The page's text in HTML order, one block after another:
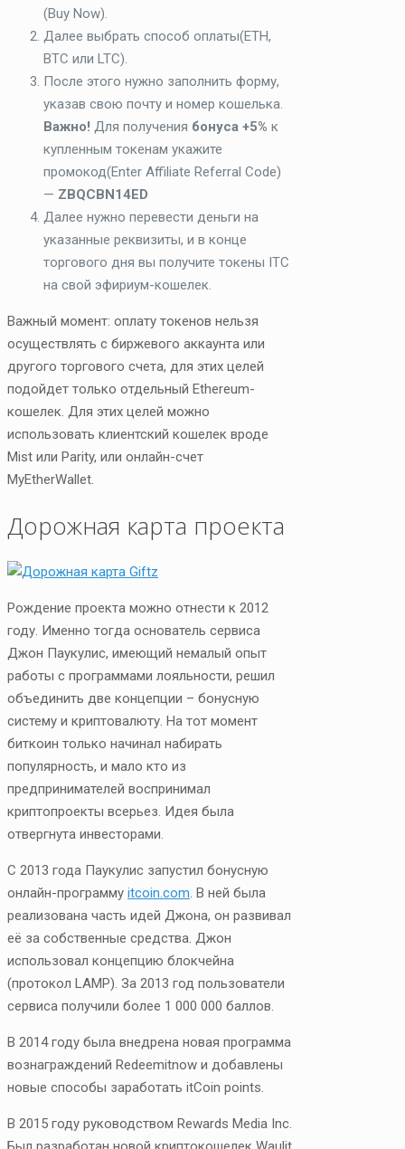
(Buy Now).
Далее выбрать способ оплаты(ETH,
BTC или LTC).
После этого нужно заполнить форму,
указав свою почту и номер кошелька.
Важно! Для получения бонуса +5% к
купленным токенам укажите
промокод(Enter Affiliate Referral Code)
— ZBQCBN14ED
Далее нужно перевести деньги на
указанные реквизиты, и в конце
торгового дня вы получите токены ITC
на свой эфириум-кошелек.
Важный момент: оплату токенов нельзя
осуществлять с биржевого аккаунта или
другого торгового счета, для этих целей
подойдет только отдельный Ethereum-
кошелек. Для этих целей можно
использовать клиентский кошелек вроде
Mist или Parity, или онлайн-счет
MyEtherWallet.
Дорожная карта проекта
Рождение проекта можно отнести к 2012
году. Именно тогда основатель сервиса
Джон Паукулис, имеющий немалый опыт
работы с программами лояльности, решил
объединить две концепции – бонусную
систему и криптовалюту. На тот момент
биткоин только начинал набирать
популярность, и мало кто из
предпринимателей воспринимал
криптопроекты всерьез. Идея была
отвергнута инвесторами.
С 2013 года Паукулис запустил бонусную
онлайн-программу itcoin.com. В ней была
реализована часть идей Джона, он развивал
её за собственные средства. Джон
использовал концепцию блокчейна
(протокол LAMP). За 2013 год пользователи
сервиса получили более 1 000 000 баллов.
В 2014 году была внедрена новая программа
вознаграждений Redeemitnow и добавлены
новые способы заработать itCoin points.
В 2015 году руководством Rewards Media Inc.